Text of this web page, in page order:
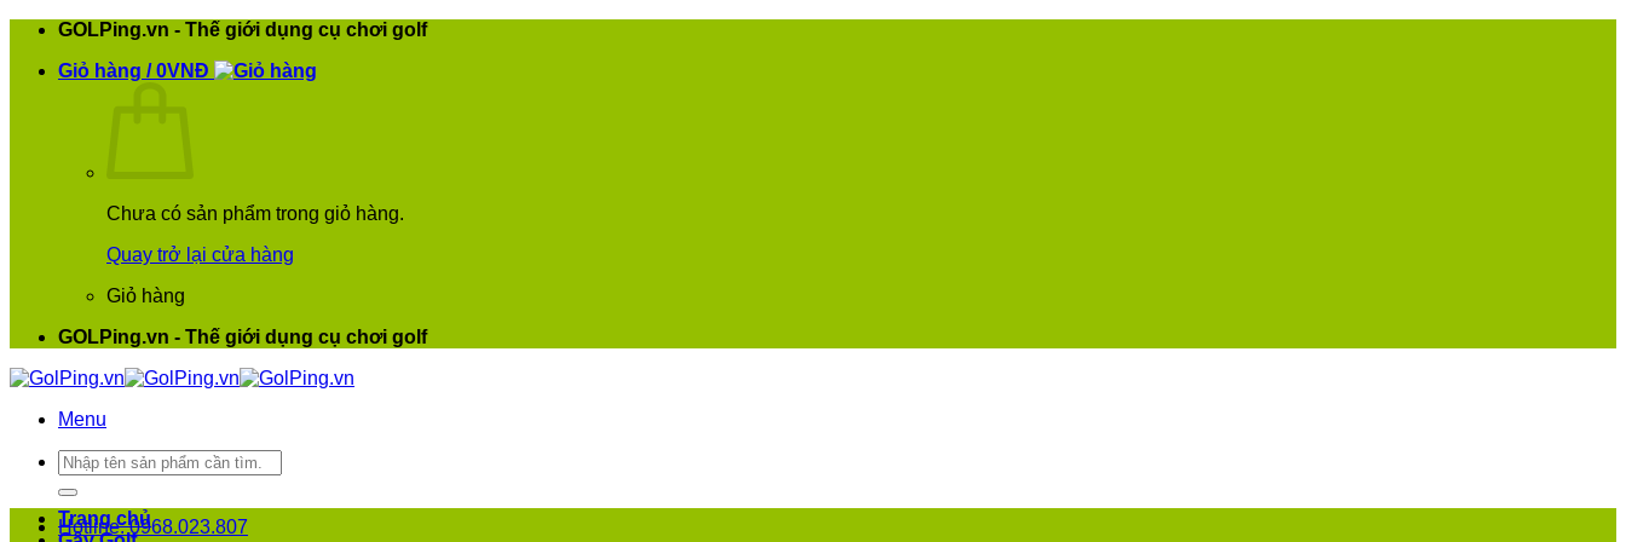
GOLPing.vn - Thế giới dụng cụ chơi golf
Giỏ hàng /0VNĐ
Chưa có sản phẩm trong giỏ hàng.
Quay trở lại cửa hàng
Giỏ hàng
GOLPing.vn - Thế giới dụng cụ chơi golf
Menu
Tìm
kiếm:
Hotline: 0968.023.807
Trang chủ